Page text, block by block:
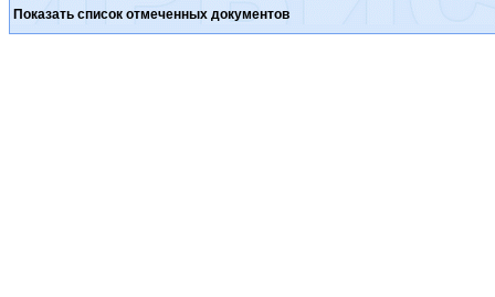
Показать список отмеченных документов